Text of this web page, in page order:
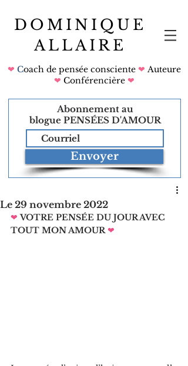
DOMINIQUE
ALLAIRE
❤ Coach de pensée consciente ❤ Auteure
❤ Conférencière ❤
Abonnement au
blogue PENSÉES D'AMOUR
Envoyer
Le 29 novembre 2022
❤ VOTRE PENSÉE DU JOUR AVEC
TOUT MON AMOUR ❤